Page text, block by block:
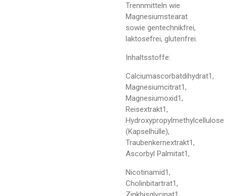
Trennmitteln wie
Magnesiumstearat
sowie gentechnikfrei,
laktosefrei, glutenfrei.
Inhaltsstoffe:
Calciumascorbatdihydrat1,
Magnesiumcitrat1,
Magnesiumoxid1,
Reisextrakt1,
Hydroxypropylmethylcellulose
(Kapselhülle),
Traubenkernextrakt1,
Ascorbyl Palmitat1,
Nicotinamid1,
Cholinbitartrat1,